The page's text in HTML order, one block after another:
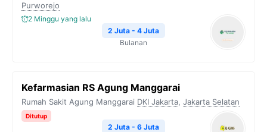
Purworejo
2 Minggu yang lalu
2 Juta - 4 Juta
Bulanan
Kefarmasian RS Agung Manggarai
Rumah Sakit Agung Manggarai DKI Jakarta, Jakarta Selatan
Ditutup
2 Juta - 6 Juta